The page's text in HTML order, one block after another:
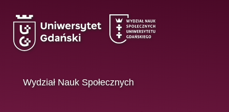
Wydział Nauk Społecznych